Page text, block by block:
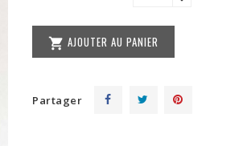
 AJOUTER AU PANIER
Partager